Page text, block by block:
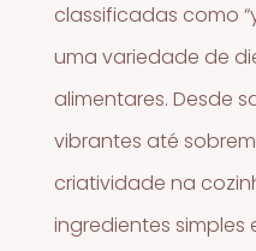
classificadas como
uma variedade de
alimentares. Desde
vibrantes até
criatividade na
ingredientes